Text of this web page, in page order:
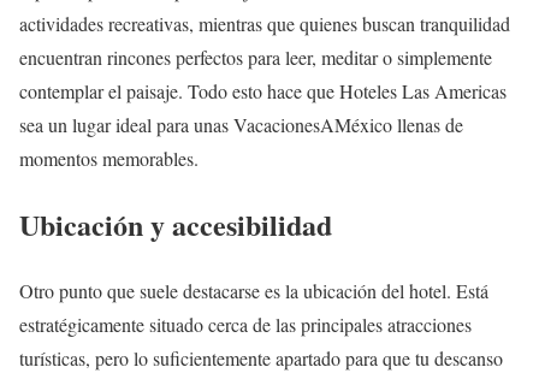
actividades recreativas, mientras que quienes buscan tranquilidad
encuentran rincones perfectos para leer, meditar o simplemente
contemplar el paisaje. Todo esto hace que Hoteles Las Americas
sea un lugar ideal para unas VacacionesAMéxico llenas de
momentos memorables.
Ubicación y accesibilidad
Otro punto que suele destacarse es la ubicación del hotel. Está
estratégicamente situado cerca de las principales atracciones
turísticas, pero lo suficientemente apartado para que tu descanso